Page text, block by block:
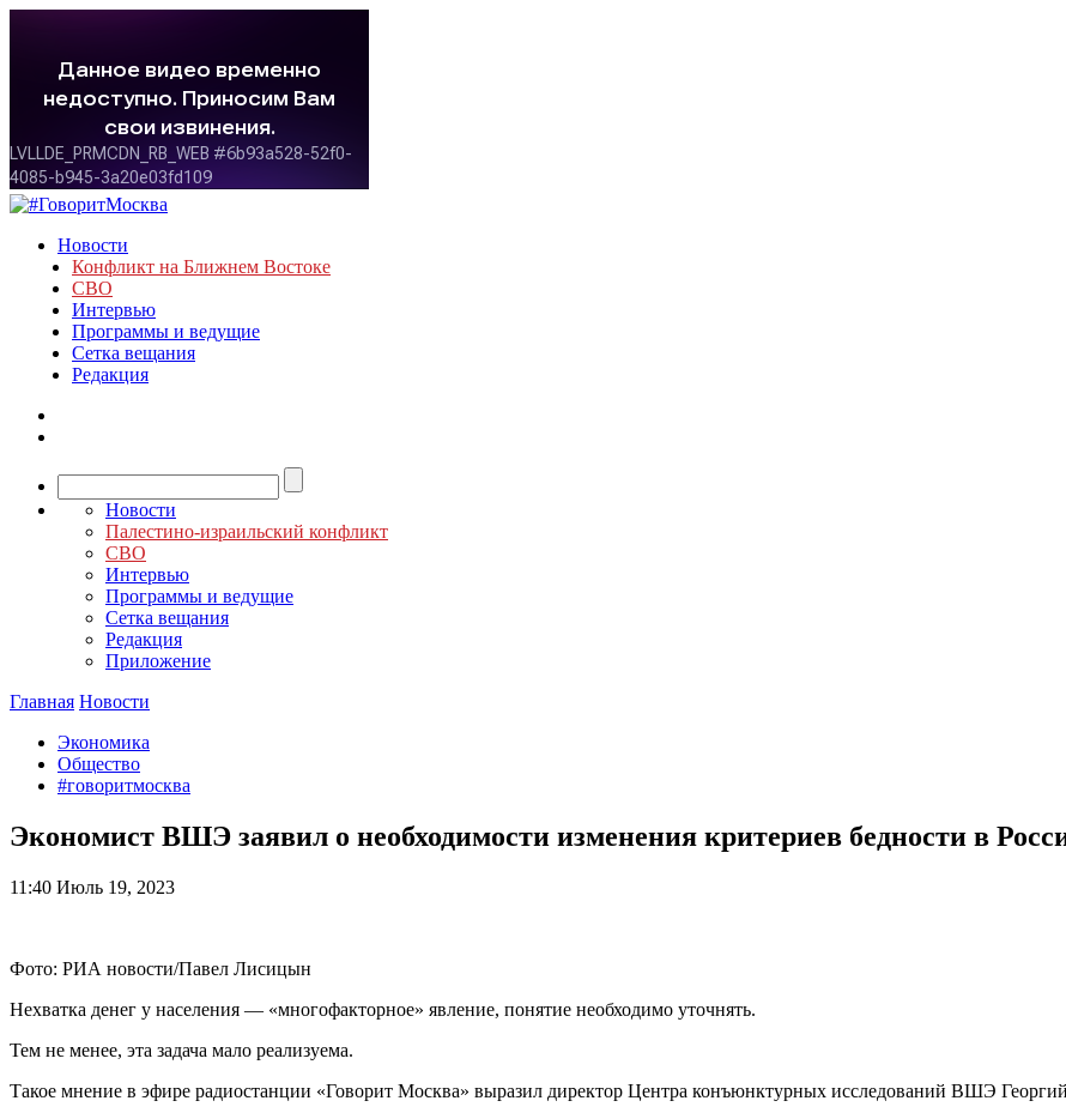
Новости
Конфликт на Ближнем Востоке
СВО
Интервью
Программы и ведущие
Сетка вещания
Редакция
Новости
Палестино-израильский конфликт
СВО
Интервью
Программы и ведущие
Сетка вещания
Редакция
Приложение
Главная Новости
Экономика
Общество
#говоритмосква
Экономист ВШЭ заявил о необходимости изменения критериев бедности в
11:40 Июль 19, 2023
Фото: РИА новости/Павел Лисицын
Нехватка денег у населения — «многофакторное» явление, понятие необходимо уточнять.
Тем не менее, эта задача мало реализуема.
Такое мнение в эфире радиостанции «Говорит Москва» выразил директор Центра конъюнктурных исследований ВШЭ